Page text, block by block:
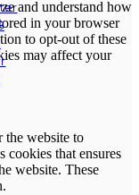
and understand how
in your browser
to opt-out of these
may affect your
the website to
that ensures
website. These